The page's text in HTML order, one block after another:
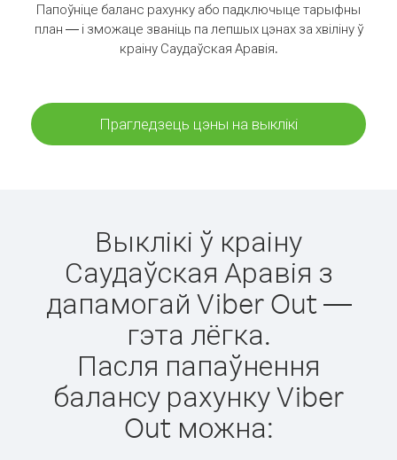
Папоўніце баланс рахунку або падключыце тарыфны
план — і зможаце званіць па лепшых цэнах за хвіліну ў
краіну Саудаўская Аравія.
Прагледзець цэны на выклікі
Выклікі ў краіну
Саудаўская Аравія з
дапамогай Viber Out —
гэта лёгка.
Пасля папаўнення
балансу рахунку Viber
Out можна: